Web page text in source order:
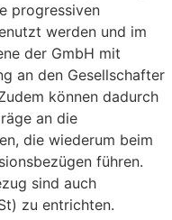
progressiven
werden und im
der GmbH mit
an den Gesellschafter
können dadurch
an die
die wiederum beim
führen.
sind auch
zu entrichten.